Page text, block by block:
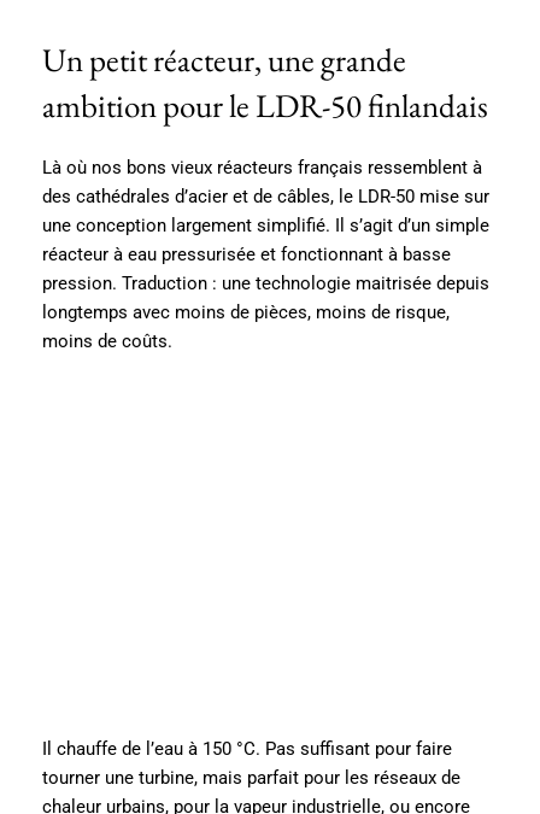
Un petit réacteur, une grande
ambition pour le LDR-50 finlandais
Là où nos bons vieux réacteurs français ressemblent à
des cathédrales d’acier et de câbles, le LDR-50 mise sur
une conception largement simplifié. Il s’agit d’un simple
réacteur à eau pressurisée et fonctionnant à basse
pression. Traduction : une technologie maitrisée depuis
longtemps avec moins de pièces, moins de risque,
moins de coûts.
Il chauffe de l’eau à 150 °C. Pas suffisant pour faire
tourner une turbine, mais parfait pour les réseaux de
chaleur urbains, pour la vapeur industrielle, ou encore